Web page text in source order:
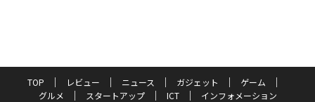
TOP レビュー ニュース ガジェット
ゲーム
グルメ
スタートアップ ICT
インフォメーション